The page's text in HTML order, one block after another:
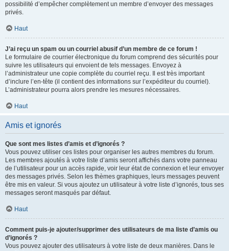
possibilité d’empêcher complètement un membre d’envoyer des messages
privés.
Haut
J’ai reçu un spam ou un courriel abusif d’un membre de ce forum !
Le formulaire de courrier électronique du forum comprend des sécurités pour
suivre les utilisateurs qui envoient de tels messages. Envoyez à
l’administrateur une copie complète du courriel reçu. Il est très important
d’inclure l’en-tête (il contient des informations sur l’expéditeur du courriel).
L’administrateur pourra alors prendre les mesures nécessaires.
Haut
Amis et ignorés
Que sont mes listes d’amis et d’ignorés ?
Vous pouvez utiliser ces listes pour organiser les autres membres du forum.
Les membres ajoutés à votre liste d’amis seront affichés dans votre panneau
de l’utilisateur pour un accès rapide, voir leur état de connexion et leur envoyer
des messages privés. Selon les thèmes graphiques, leurs messages peuvent
être mis en valeur. Si vous ajoutez un utilisateur à votre liste d’ignorés, tous ses
messages seront masqués par défaut.
Haut
Comment puis-je ajouter/supprimer des utilisateurs de ma liste d’amis ou
d’ignorés ?
Vous pouvez ajouter des utilisateurs à votre liste de deux manières. Dans le